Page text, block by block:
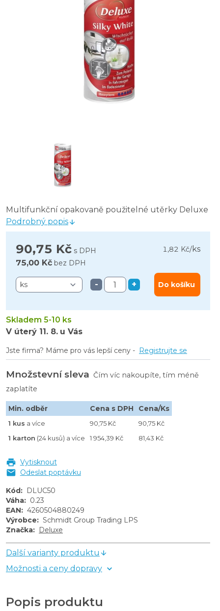
Multifunkční opakovaně použitelné utěrky Deluxe
Podrobný popis
90,75 Kč s DPH 1,82 Kč/ks
75,00 Kč bez DPH
- + Do košíku
Skladem 5-10 ks
V úterý 11. 8. u Vás
Jste firma? Máme pro vás lepší ceny - Registrujte se
Množstevní sleva Čím víc nakoupíte, tím méně
zaplatíte
Min. odběr Cena s DPH Cena/Ks
1 kus a více 90,75 Kč
90,75 Kč
1 karton (24 kusů) a více 1 954,39 Kč 81,43 Kč
Vytisknout
Odeslat poptávku
Kód: DLUC50
Váha: 0.23
EAN: 4260504880249
Výrobce: Schmidt Group Trading LPS
Značka: Deluxe
Další varianty produktu
Možnosti a ceny dopravy
Popis produktu